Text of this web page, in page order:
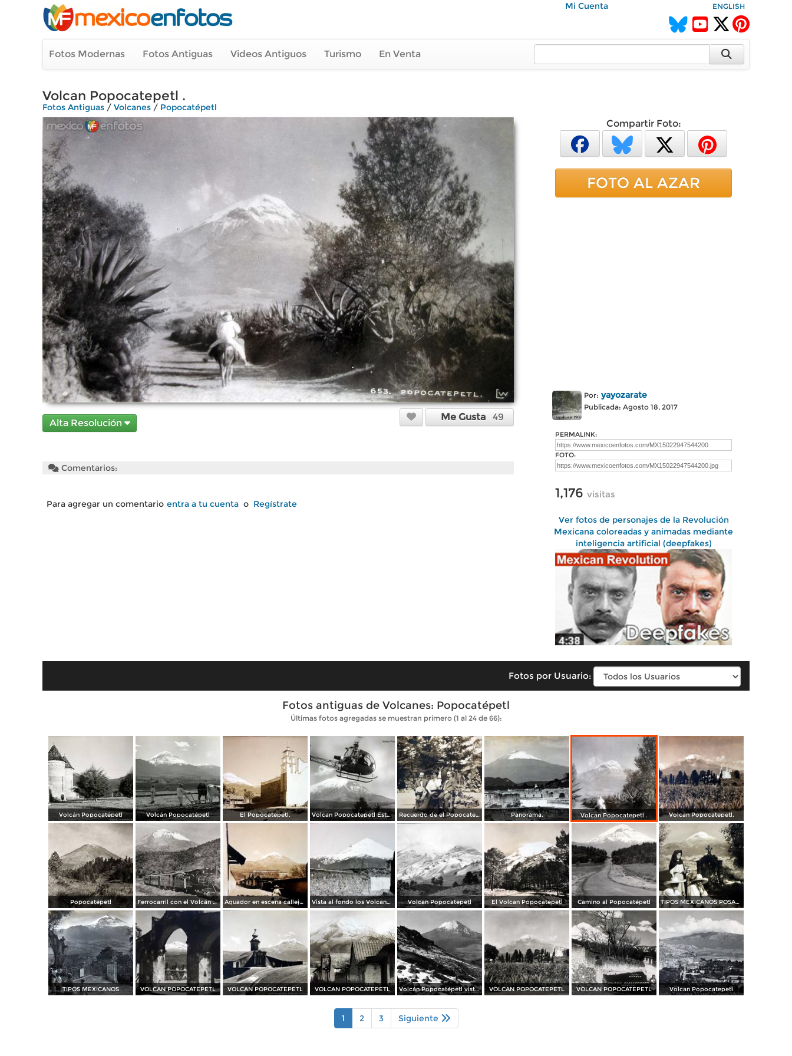
Mi Cuenta ENGLISH
Fotos Modernas Fotos Antiguas Videos Antiguos Turismo En Venta
Volcan Popocatepetl .
Fotos Antiguas / Volcanes / Popocatépetl
Alta Resolución
Me Gusta 49
Comentarios:
Para agregar un comentario entra a tu cuenta o Regístrate
Compartir Foto:
FOTO AL AZAR
Por: yayozarate
Publicada: Agosto 18, 2017
PERMALINK:
FOTO:
1,176 visitas
Ver fotos de personajes de la Revolución
Mexicana coloreadas y animadas mediante
inteligencia artificial (deepfakes)
Fotos por Usuario:
Fotos antiguas de Volcanes: Popocatépetl
Últimas fotos agregadas se muestran primero (1 al 24 de 66):
Volcán Popocatépetl Volcán Popocatépetl El Popocatepetl. Volcan Popocatepetl Estado de México. Recuerdo de el Popocatepetl 1906 Panorama. Volcan Popocatepetl . Volcan Popocatepetl.
Popocatépetl Ferrocarril con el Volcán Popocatépetl al fondo Aguador en escena callejera Vista al fondo los Volcanes Ixtaccihuatl y Popocatepetl Volcan Popocatepetl El Volcan Popocatepetl Camino al Popocatépetl TIPOS MEXICANOS POSANDO PARA LA FOTO
TIPOS MEXICANOS VOLCAN POPOCATEPETL VOLCAN POPOCATEPETL VOLCAN POPOCATEPETL Volcán Popocatépetl visto desde el Iztaccíhuatl VOLCAN POPOCATEPETL VOLCAN POPOCATEPETL Volcan Popocatepetl
1 2 3 Siguiente